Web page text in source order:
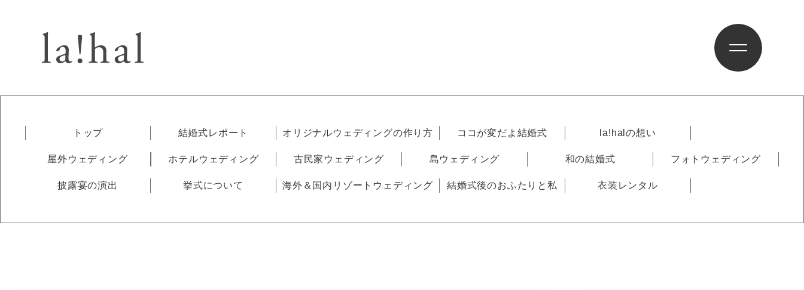
トップ 結婚式レポート オリジナルウェディングの作り方 ココが変だよ結婚式 la!halの想い
屋外ウェディング ホテルウェディング 古民家ウェディング 島ウェディング 和の結婚式 フォトウェディング
披露宴の演出 挙式について 海外＆国内リゾートウェディング 結婚式後のおふたりと私 衣装レンタル